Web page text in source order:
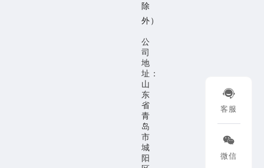

客服

微信
除
外）
公
司
地
址：
山
东
省
青
岛
市
城
阳